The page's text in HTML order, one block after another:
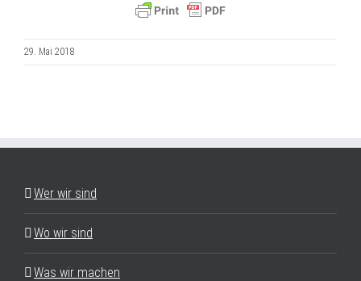
29. Mai 2018
Wer wir sind
Wo wir sind
Was wir machen